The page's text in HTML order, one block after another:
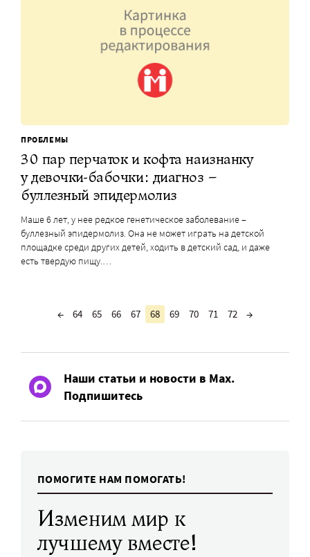
ПРОБЛЕМЫ
30 пар перчаток и кофта наизнанку
у девочки-бабочки: диагноз –
буллезный эпидермолиз
Маше 6 лет, у нее редкое генетическое заболевание –
буллезный эпидермолиз. Она не может играть на детской
площадке среди других детей, ходить в детский сад, и даже
есть твердую пищу.…
← 64 65 66 67 68 69 70 71 72 →
Наши статьи и новости в Max.
Подпишитесь
ПОМОГИТЕ НАМ ПОМОГАТЬ!
Изменим мир к
лучшему вместе!